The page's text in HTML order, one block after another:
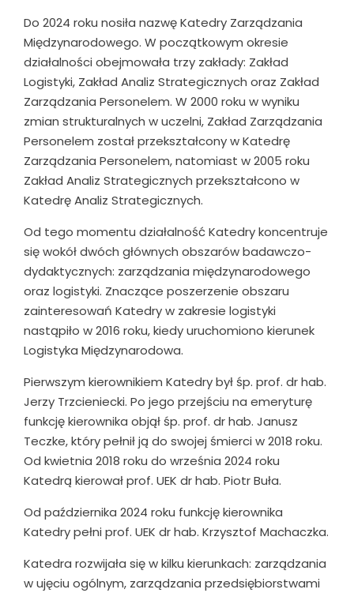
Do 2024 roku nosiła nazwę Katedry Zarządzania
Międzynarodowego. W początkowym okresie
działalności obejmowała trzy zakłady: Zakład
Logistyki, Zakład Analiz Strategicznych oraz Zakład
Zarządzania Personelem. W 2000 roku w wyniku
zmian strukturalnych w uczelni, Zakład Zarządzania
Personelem został przekształcony w Katedrę
Zarządzania Personelem, natomiast w 2005 roku
Zakład Analiz Strategicznych przekształcono w
Katedrę Analiz Strategicznych.
Od tego momentu działalność Katedry koncentruje
się wokół dwóch głównych obszarów badawczo-
dydaktycznych: zarządzania międzynarodowego
oraz logistyki. Znaczące poszerzenie obszaru
zainteresowań Katedry w zakresie logistyki
nastąpiło w 2016 roku, kiedy uruchomiono kierunek
Logistyka Międzynarodowa.
Pierwszym kierownikiem Katedry był śp. prof. dr hab.
Jerzy Trzcieniecki. Po jego przejściu na emeryturę
funkcję kierownika objął śp. prof. dr hab. Janusz
Teczke, który pełnił ją do swojej śmierci w 2018 roku.
Od kwietnia 2018 roku do września 2024 roku
Katedrą kierował prof. UEK dr hab. Piotr Buła.
Od października 2024 roku funkcję kierownika
Katedry pełni prof. UEK dr hab. Krzysztof Machaczka.
Katedra rozwijała się w kilku kierunkach: zarządzania
w ujęciu ogólnym, zarządzania przedsiębiorstwami